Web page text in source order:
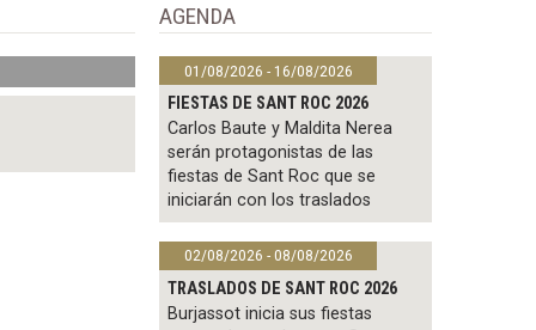
AGENDA
01/08/2026 - 16/08/2026
FIESTAS DE SANT ROC 2026
Carlos Baute y Maldita Nerea
serán protagonistas de las
fiestas de Sant Roc que se
iniciarán con los traslados
02/08/2026 - 08/08/2026
TRASLADOS DE SANT ROC 2026
Burjassot inicia sus fiestas